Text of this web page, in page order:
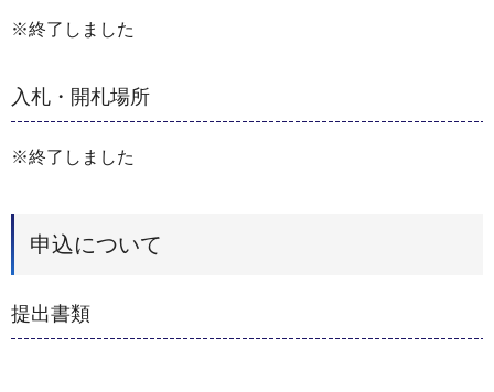
※終了しました
入札・開札場所
※終了しました
申込について
提出書類